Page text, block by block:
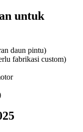
untuk
daun pintu)
fabrikasi custom)